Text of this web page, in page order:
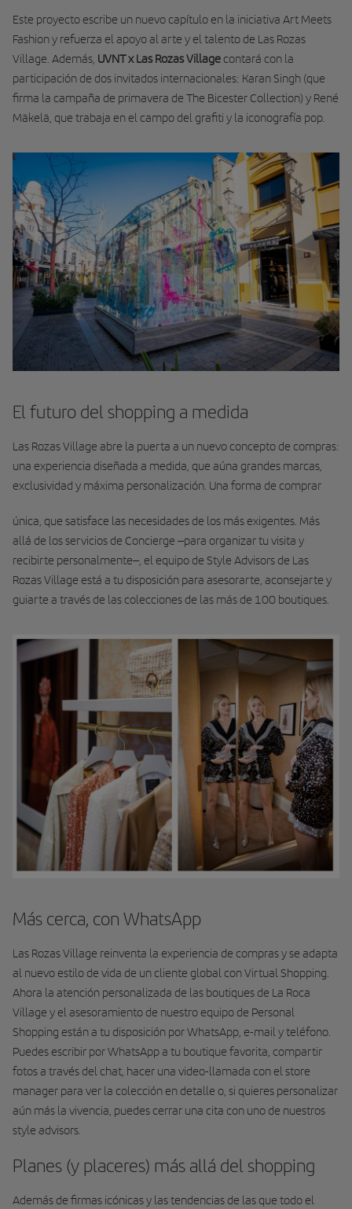
Este proyecto escribe un nuevo capítulo en la iniciativa Art Meets
Fashion y refuerza el apoyo al arte y el talento de Las Rozas
Village. Además, UVNT x Las Rozas Villagecontará con la
participación de dos invitados internacionales: Karan Singh (que
firma la campaña de primavera de The Bicester Collection) y René
Mäkelä, que trabaja en el campo del grafiti y la iconografía pop.
El futuro del shopping a medida
Las Rozas Village abre la puerta a un nuevo concepto de compras:
una experiencia diseñada a medida, que aúna grandes marcas,
exclusividad y máxima personalización. Una forma de comprar
única, que satisface las necesidades de los más exigentes. Más
allá de los servicios de Concierge –para organizar tu visita y
recibirte personalmente–, el equipo de Style Advisors de Las
Rozas Village está a tu disposición para asesorarte, aconsejarte y
guiarte a través de las colecciones de las más de 100 boutiques.
Más cerca, con WhatsApp
Las Rozas Village reinventa la experiencia de compras y se adapta
al nuevo estilo de vida de un cliente global con Virtual Shopping.
Ahora la atención personalizada de las boutiques de La Roca
Village y el asesoramiento de nuestro equipo de Personal
Shopping están a tu disposición por WhatsApp, e-mail y teléfono.
Puedes escribir por WhatsApp a tu boutique favorita, compartir
fotos a través del chat, hacer una video-llamada con el store
manager para ver la colección en detalle o, si quieres personalizar
aún más la vivencia, puedes cerrar una cita con uno de nuestros
style advisors.
Planes (y placeres) más allá del shopping
Además de firmas icónicas y las tendencias de las que todo el